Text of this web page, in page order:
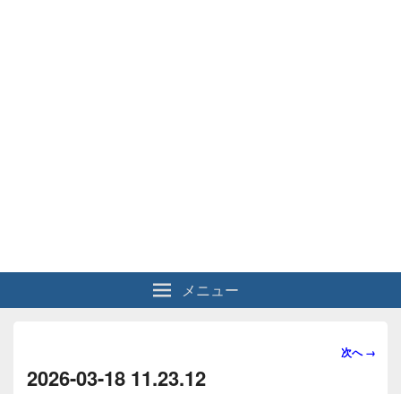
メニュー
画
次へ →
2026-03-18 11.23.12